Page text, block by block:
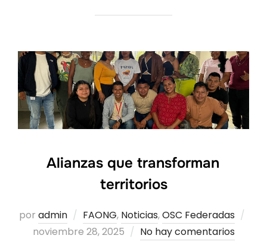
Alianzas que transforman
territorios
por admin FAONG, Noticias,OSC Federadas
noviembre 28, 2025 No hay comentarios